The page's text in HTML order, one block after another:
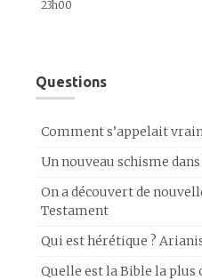
23h00
Questions
Comment s’appelait
Un nouveau schisme
On a découvert de
Testament
Qui est hérétique ?
Quelle est la Bible la plus